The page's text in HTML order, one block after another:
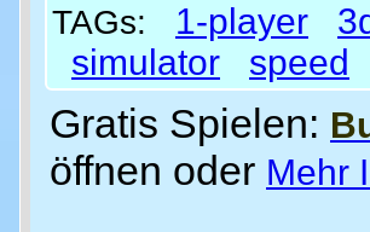
TAGs: 1-player
simulator
speed
Gratis Spielen:
öffnen oder Mehr